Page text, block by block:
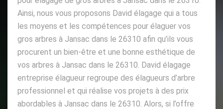
Ainsi, nous vous proposons David élagage qui a tous
les moyens et les compétences pour élaguer vos
gros arbres à Jansac dans le 26310 afin qu’ils vous
procurent un bien-être et une bonne esthétique de
vos arbres à Jansac dans le 26310. David élagage
entreprise élagueur regroupe des élagueurs d’arbre
professionnel et qui réalise vos projets à des prix
abordables à Jansac dans le 26310. Alors, si l’offre